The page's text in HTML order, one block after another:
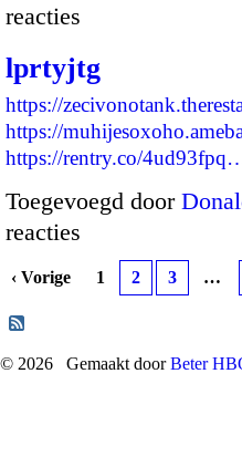
reacties
lprtyjtg
https://
https://
https://rentry.co/
Toegevoegd door
reacties
‹ Vorige 1 2 3 …
© 2026 Gemaakt doorBeter